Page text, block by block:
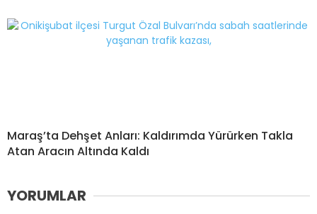
Maraş’ta Dehşet Anları: Kaldırımda Yürürken Takla
Atan Aracın Altında Kaldı
YORUMLAR